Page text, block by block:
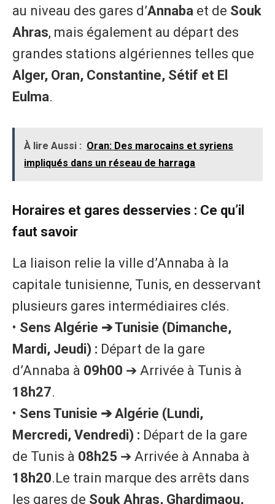
au niveau des gares d’Annaba et de Souk
Ahras, mais également au départ des
grandes stations algériennes telles que
Alger, Oran, Constantine, Sétif et El
Eulma.
À lire Aussi : Oran: Des marocains et syriens
impliqués dans un réseau de harraga
Horaires et gares desservies : Ce qu’il
faut savoir
La liaison relie la ville d’Annaba à la
capitale tunisienne, Tunis, en desservant
plusieurs gares intermédiaires clés.
• ​ Sens Algérie ➔ Tunisie (Dimanche,
Mardi, Jeudi) : Départ de la gare
d’Annaba à 09h00 ➔ Arrivée à Tunis à
18h27.
• ​ Sens Tunisie ➔ Algérie (Lundi,
Mercredi, Vendredi) : Départ de la gare
de Tunis à 08h25 ➔ Arrivée à Annaba à
18h20.Le train marque des arrêts dans
les gares de Souk Ahras, Ghardimaou,